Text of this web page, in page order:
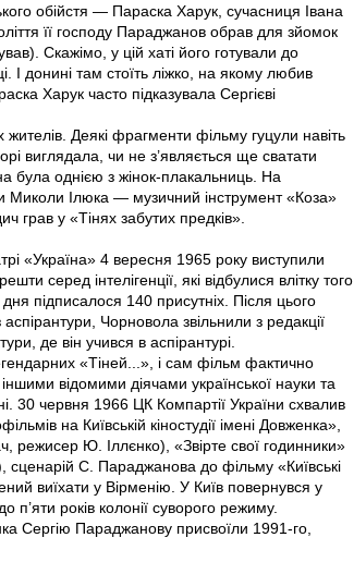
обійстя — Параска Харук, сучасниця Івана
її господу Параджанов обрав для зйомок
Скажімо, у цій хаті його готували до
донині там стоїть ліжко, на якому любив
Харук часто підказувала Сергієві
жителів. Деякі фрагменти фільму гуцули навіть
виглядала, чи не з’являється ще сватати
була однією з жінок-плакальниць. На
Миколи Ілюка — музичний інструмент «Коза»
грав у «Тінях забутих предків».
«Україна» 4 вересня 1965 року виступили
серед інтелігенції, які відбулися влітку того
підписалося 140 присутніх. Після цього
Чорновола звільнили з редакції
де він учився в аспірантурі.
«Тіней...», і сам фільм фактично
відомими діячами української науки та
30 червня 1966 ЦК Компартії України схвалив
на Київській кіностудії імені Довженка»,
режисер Ю. Іллєнко), «Звірте свої годинники»
С. Параджанова до фільму «Київські
виїхати у Вірменію. У Київ повернувся у
років колонії суворого режиму.
Сергію Параджанову присвоїли 1991-го,